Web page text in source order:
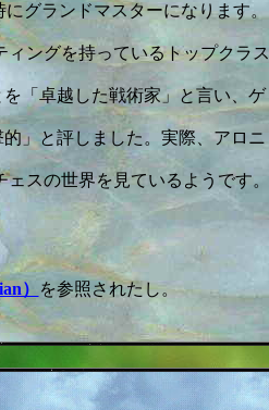
グランドマスターになります。
ングを持っているトップクラス
を「卓越した戦術家」と言い、ゲ
」と評しました。実際、アロニ
スの世界を見ているようです。
） を参照されたし。